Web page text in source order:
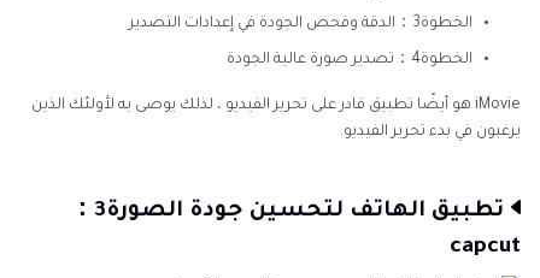
الخطوة3：الدقة وفحص الجودة في إعدادات التصدير
الخطوة4：تصدير صورة عالية الجودة
iMovie هو أيضًا تطبيق قادر على تحرير الفيديو ، لذلك يوصى به لأولئك الذين
يرغبون في بدء تحرير الفيديو.
تطبيق الهاتف لتحسين جودة الصورة3：
capcut